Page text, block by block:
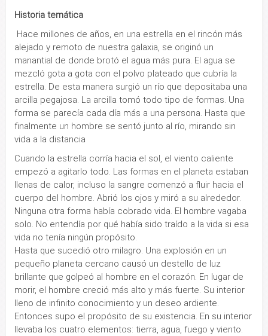
Historia temática
Hace millones de años, en una estrella en el rincón más
alejado y remoto de nuestra galaxia, se originó un
manantial de donde brotó el agua más pura. El agua se
mezcló gota a gota con el polvo plateado que cubría la
estrella. De esta manera surgió un río que depositaba una
arcilla pegajosa. La arcilla tomó todo tipo de formas. Una
forma se parecía cada día más a una persona. Hasta que
finalmente un hombre se sentó junto al río, mirando sin
vida a la distancia
Cuando la estrella corría hacia el sol, el viento caliente
empezó a agitarlo todo. Las formas en el planeta estaban
llenas de calor, incluso la sangre comenzó a fluir hacia el
cuerpo del hombre. Abrió los ojos y miró a su alrededor.
Ninguna otra forma había cobrado vida. El hombre vagaba
solo. No entendía por qué había sido traído a la vida si esa
vida no tenía ningún propósito.
Hasta que sucedió otro milagro. Una explosión en un
pequeño planeta cercano causó un destello de luz
brillante que golpeó al hombre en el corazón. En lugar de
morir, el hombre creció más alto y más fuerte. Su interior
lleno de infinito conocimiento y un deseo ardiente.
Entonces supo el propósito de su existencia. En su interior
llevaba los cuatro elementos: tierra, agua, fuego y viento.